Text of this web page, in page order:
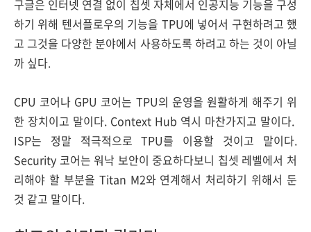
구글은 인터넷 연결 없이 칩셋 자체에서 인공지능 기능을 구성
하기 위해 텐서플로우의 기능을 TPU에 넣어서 구현하려고 했
고 그것을 다양한 분야에서 사용하도록 하려고 하는 것이 아닐
까 싶다.
CPU 코어나 GPU 코어는 TPU의 운영을 원활하게 해주기 위
한 장치이고 말이다. Context Hub 역시 마찬가지고 말이다.
ISP는 정말 적극적으로 TPU를 이용할 것이고 말이다.
Security 코어는 워낙 보안이 중요하다보니 칩셋 레벨에서 처
리해야 할 부분을 Titan M2와 연계해서 처리하기 위해서 둔
것 같고 말이다.